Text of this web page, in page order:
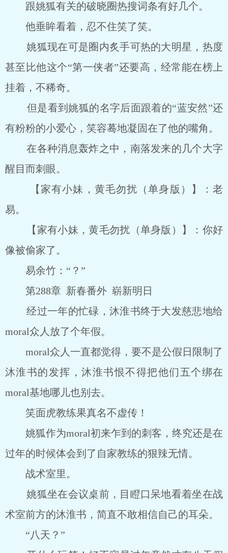
跟姚狐有关的破晓圈热搜词条有好几个。
他垂眸看着，忍不住笑了笑。
姚狐现在可是圈内炙手可热的大明星，热度
甚至比他这个“第一侠者”还要高，经常能在榜上
挂着，不稀奇。
但是看到姚狐的名字后面跟着的“蓝安然”还
有粉粉的小爱心，笑容蓦地凝固在了他的嘴角。
在各种消息轰炸之中，南落发来的几个大字
醒目而刺眼。
【家有小妹，黄毛勿扰（单身版）】：老
易。
【家有小妹，黄毛勿扰（单身版）】：你好
像被偷家了。
易余竹：“？”
第288章 新春番外 崭新明日
经过一年的忙碌，沐淮书终于大发慈悲地给
moral众人放了个年假。
moral众人一直都觉得，要不是公假日限制了
沐淮书的发挥，沐淮书恨不得把他们五个绑在
moral基地哪儿也别去。
笑面虎教练果真名不虚传！
姚狐作为moral初来乍到的刺客，终究还是在
过年的时候体会到了自家教练的狠辣无情。
战术室里。
姚狐坐在会议桌前，目瞪口呆地看着坐在战
术室前方的沐淮书，简直不敢相信自己的耳朵。
“八天？”